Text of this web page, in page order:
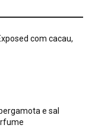
com cacau,
e sal